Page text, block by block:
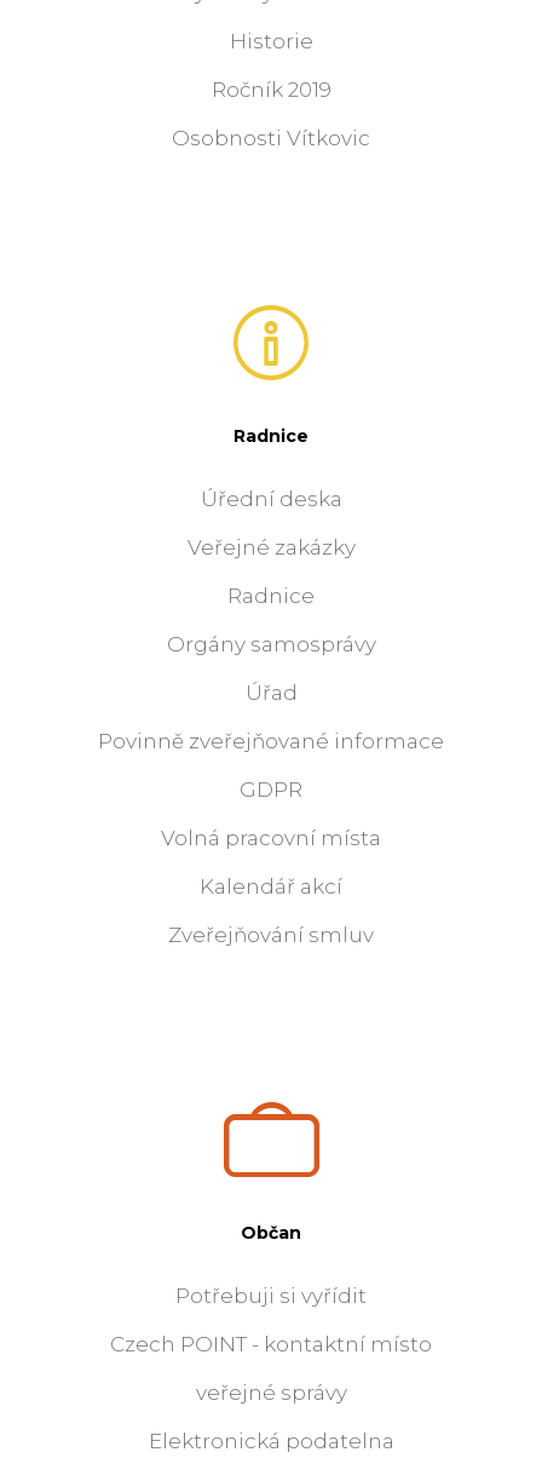
Historie
Ročník 2019
Osobnosti Vítkovic
Radnice
Úřední deska
Veřejné zakázky
Radnice
Orgány samosprávy
Úřad
Povinně zveřejňované informace
GDPR
Volná pracovní místa
Kalendář akcí
Zveřejňování smluv
Občan
Potřebuji si vyřídit
Czech POINT - kontaktní místo
veřejné správy
Elektronická podatelna